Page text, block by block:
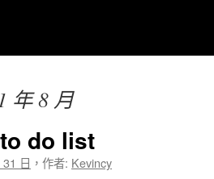
年 8 月
do list
日 ， 作者: Kevincy